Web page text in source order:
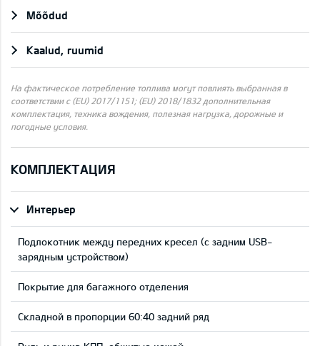
Mõõdud
Kaalud, ruumid
На фактическое потребление топлива могут повлиять выбранная в
соответствии с (EU) 2017/1151; (EU) 2018/1832 дополнительная
комплектация, техника вождения, полезная нагрузка, дорожные и
погодные условия.
КОМПЛЕКТАЦИЯ
Интерьер
Подлокотник между передних кресел (с задним USB-
зарядным устройством)
Покрытие для багажного отделения
Складной в пропорции 60:40 задний ряд